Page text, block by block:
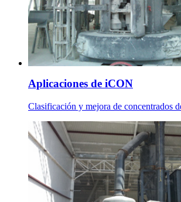
Aplicaciones de iCON
Clasificación y mejora de concentrados